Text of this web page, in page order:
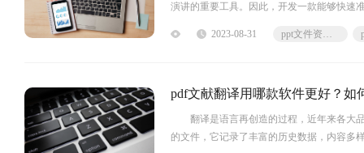
演讲的重要工具。因此，开发一款能够快速
2023-08-31 ppt文件资料翻译软件
pdf文献翻译用哪款软件更好？如
翻译是语言再创造的过程，近年来各大品
的文件，它记录了丰富的历史数据，内容多